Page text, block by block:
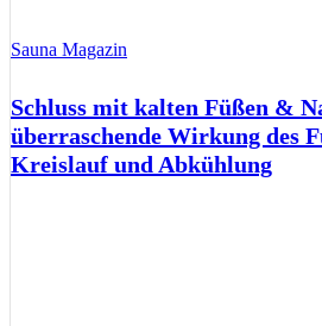
Sauna Magazin
Schluss mit kalten Füßen &
überraschende Wirkung des
Kreislauf und Abkühlung